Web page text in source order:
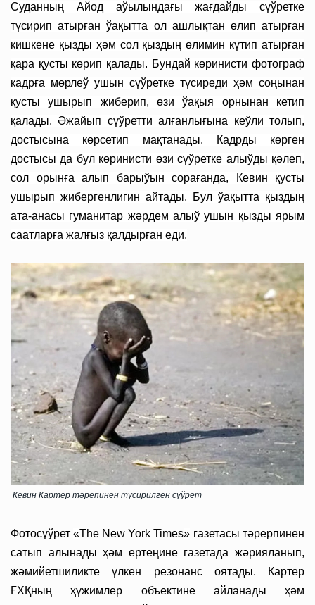
Суданның Айод аўылындағы жағдайды сүўретке
түсирип атырған ўақытта ол ашлықтан өлип атырған
кишкене қызды ҳәм сол қыздың өлимин күтип атырған
қара қусты көрип қалады. Бундай көринисти фотограф
кадрға мөрлеў ушын сүўретке түсиреди ҳәм соңынан
қусты ушырып жиберип, өзи ўақыя орнынан кетип
қалады. Әжайып сүўретти алғанлығына кеўли толып,
достысына көрсетип мақтанады. Кадрды көрген
достысы да бул көринисти өзи сүўретке алыўды қәлеп,
сол орынға алып барыўын сорағанда, Кевин қусты
ушырып жибергенлигин айтады. Бул ўақытта қыздың
ата-анасы гуманитар жәрдем алыў ушын қызды ярым
саатларға жалғыз қалдырған еди.
Кевин Картер тәрепинeн түсирилген сүўрет
Фотосүўрет«The New York Times» газетасы тәрерпинен
сатып алынады ҳәм ертеңине газетада жәрияланып,
жәмийетшиликте үлкен резонанс оятады. Картер
ҒХҚның ҳүжимлер объектине айланады ҳәм